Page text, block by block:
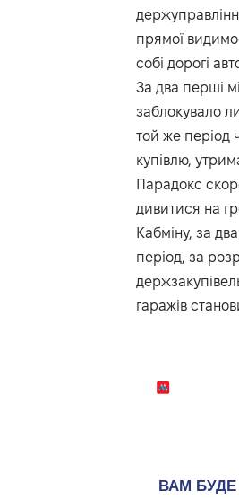
прямої
собі дорогі
За два перші
заблокувало
той же період
купівлю,
Парадокс
дивитися на
Кабміну, за
період, за
гаражів